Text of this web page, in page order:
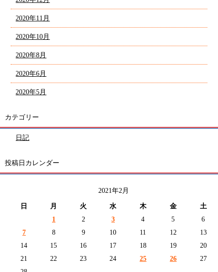
2020年11月
2020年10月
2020年8月
2020年6月
2020年5月
カテゴリー
日記
投稿日カレンダー
2021年2月
日 月 火 水 木 金
土
1
2 3 4 5
6
7
8 9 10 11 12
13
14
15 16 17 18 19
20
21
22 23 24 25 26
27